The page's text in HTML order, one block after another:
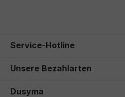
Service-Hotline
Unsere Bezahlarten
Dusyma